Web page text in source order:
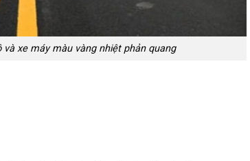
và xe máy màu vàng nhiệt phản quang